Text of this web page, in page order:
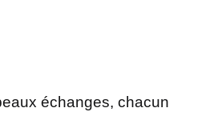
échanges, chacun